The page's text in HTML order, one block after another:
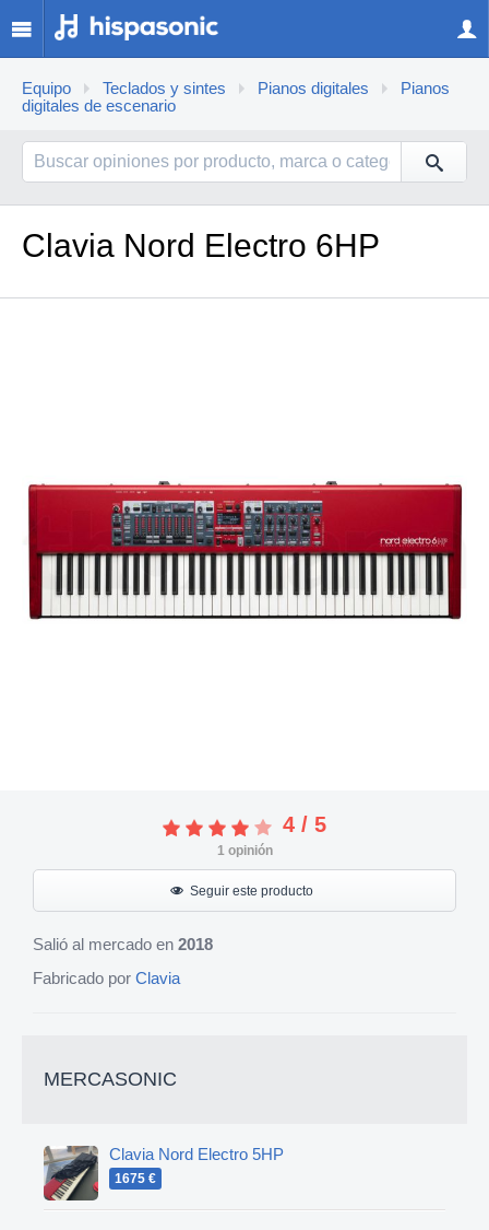
Equipo Teclados y sintes Pianos digitales
Pianos
digitales de escenario
Clavia Nord Electro 6HP
4 / 5
1opinión
Seguir este producto
Salió al mercado en 2018
Fabricado por Clavia
MERCASONIC
Clavia Nord Electro 5HP
1675 €